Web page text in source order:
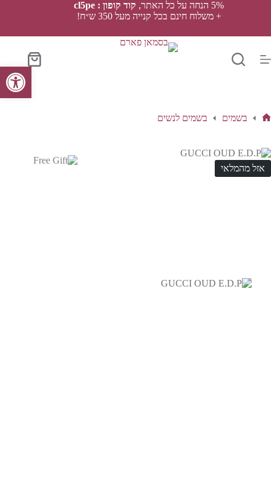
פתח סרגל נגישות
5% הנחה על כל האתר,
קוד קופון : cl5pe
+ משלוח חינם בכל קנייה מעל 350 ש״ח!
סל
הקניות
בשמים בשמים לנשים
אזל מהמלאי